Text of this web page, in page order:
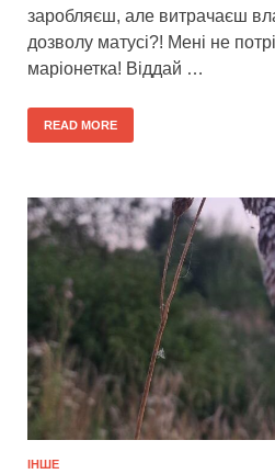
заробляєш, але витрачаєш
дозволу матусі?! Мені не
маріонетка! Віддай …
READ MORE
ІНШЕ